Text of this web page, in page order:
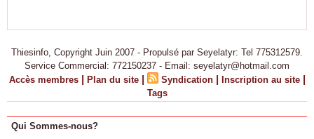
Thiesinfo, Copyright Juin 2007 - Propulsé par Seyelatyr: Tel 775312579.
Service Commercial: 772150237 - Email: seyelatyr@hotmail.com
Accès membres | Plan du site | Syndication | Inscription au site |
Tags
Qui Sommes-nous?